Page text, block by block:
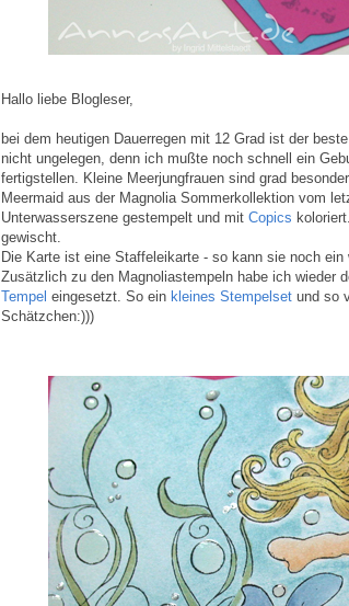
Hallo liebe Blogleser,
bei dem heutigen Dauerregen mit 12 Grad ist der
nicht ungelegen, denn ich mußte noch schnell ein
fertigstellen. Kleine Meerjungfrauen sind grad
Meermaid aus der Magnolia Sommerkollektion vom
Unterwasserszene gestempelt und mit Copics
gewischt.
Die Karte ist eine Staffeleikarte - so kann sie noch
Zusätzlich zu den Magnoliastempeln habe ich wieder
Tempel eingesetzt. So ein kleines Stempelset und so
Schätzchen:)))